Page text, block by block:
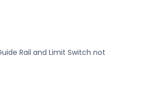
Rail and Limit Switch not